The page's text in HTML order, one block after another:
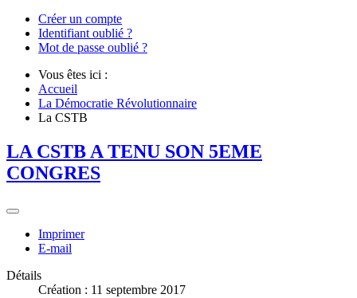
Créer un compte
Identifiant oublié ?
Mot de passe oublié ?
Vous êtes ici :
Accueil
La Démocratie Révolutionnaire
La CSTB
LA CSTB A TENU SON 5EME
CONGRES
Imprimer
E-mail
Détails
Création : 11 septembre 2017